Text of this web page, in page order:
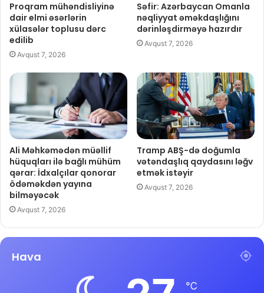
Proqram mühəndisliyinə
dair elmi əsərlərin
xülasələr toplusu dərc
edilib
Avqust 7, 2026
Səfir: Azərbaycan Omanla
nəqliyyat əməkdaşlığını
dərinləşdirməyə hazırdır
Avqust 7, 2026
Ali Məhkəmədən müəllif
hüquqları ilə bağlı mühüm
qərar: İdxalçılar qonorar
ödəməkdən yayına
bilməyəcək
Avqust 7, 2026
Tramp ABŞ-də doğumla
vətəndaşlıq qaydasını ləğv
etmək istəyir
Avqust 7, 2026
Hava
℃